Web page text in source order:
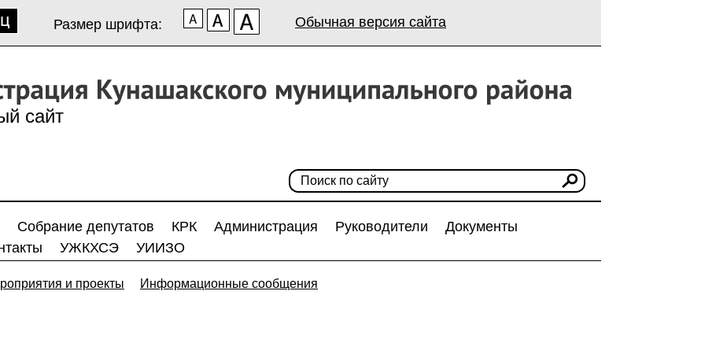
Размер шрифта: Обычная версия сайта
сайт
Собрание депутатов КРК Администрация Руководители
Документы
УЖКХСЭ УИИЗО
и проекты Информационные сообщения